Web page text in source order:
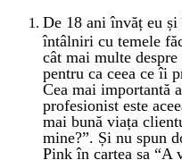
De 18 ani învăț eu
întâlniri cu temele
cât mai multe despre
pentru ca ceea ce îi
Cea mai importantă
profesionist este
mai bună viața
mine?”. Și nu spun
Pink în cartea sa “A